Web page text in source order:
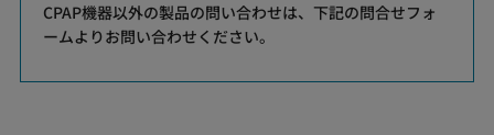
CPAP機器以外の製品の問い合わせは、下記の問合せフォ
ームよりお問い合わせください。